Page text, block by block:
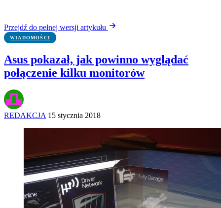
Przejdź do pełnej wersji artykułu
WIADOMOŚCI
Asus pokazał, jak powinno wyglądać
połączenie kilku monitorów
REDAKCJA 15 stycznia 2018